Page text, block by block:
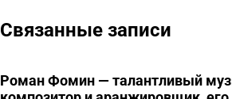
Связанные записи
Роман Фомин — талантливый